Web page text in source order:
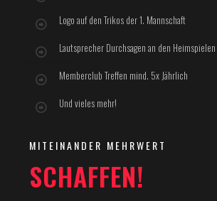
Logo auf den Trikos der 1. Mannschaft
Lautsprecher Durchsagen an den Heimspielen
Memberclub Treffen mind. 5x Jährlich
Und vieles mehr!
MITEINANDER MEHRWERT
SCHAFFEN!